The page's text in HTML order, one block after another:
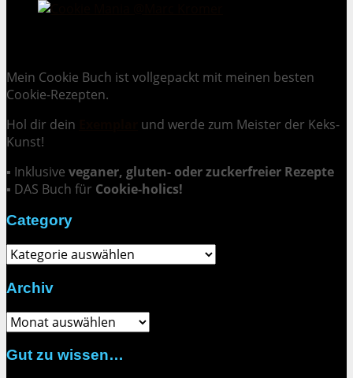
Mein Cookie Buch ist vollgepackt mit meinen besten
Cookie-Rezepten.
Hol dir dein
und werde zum Meister der Keks-
Kunst!
▪ Inklusive veganer, gluten- oder zuckerfreier Rezepte
▪ DAS Buch für Cookie-holics!
Category
Category
Archiv
Archiv
Gut zu wissen…